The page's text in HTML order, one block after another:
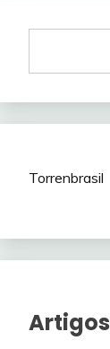
Torrenbrasil